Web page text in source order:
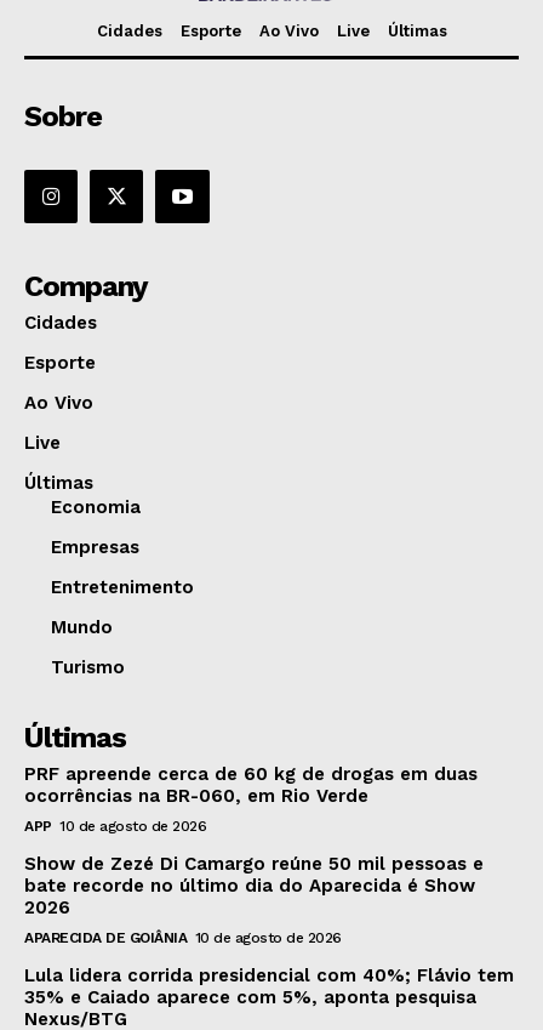
Cidades Esporte Ao Vivo Live Últimas
Sobre
Company
Cidades
Esporte
Ao Vivo
Live
Últimas
Economia
Empresas
Entretenimento
Mundo
Turismo
Últimas
PRF apreende cerca de 60 kg de drogas em duas
ocorrências na BR-060, em Rio Verde
APP 10 de agosto de 2026
Show de Zezé Di Camargo reúne 50 mil pessoas e
bate recorde no último dia do Aparecida é Show
2026
APARECIDA DE GOIÂNIA 10 de agosto de 2026
Lula lidera corrida presidencial com 40%; Flávio tem
35% e Caiado aparece com 5%, aponta pesquisa
Nexus/BTG